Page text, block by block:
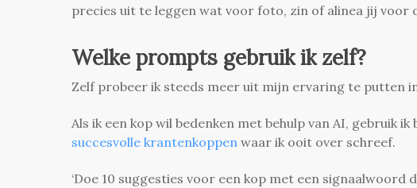
precies uit te leggen wat voor foto, zin of alinea jij voor
Welke prompts gebruik ik zelf?
Zelf probeer ik steeds meer uit mijn ervaring te putten
Als ik een kop wil bedenken met behulp van AI, gebruik
succesvolle krantenkoppen waar ik ooit over schreef.
‘Doe 10 suggesties voor een kop met een